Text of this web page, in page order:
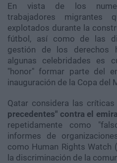
En vista de los
trabajadores migrantes
explotados durante la
fútbol, así como de las
gestión de los derechos
algunas celebridades es
"honor" formar parte del
inauguración de la Copa del
Qatar considera las
precedentes" contra el
repetidamente como
informes de
como Human Rights Watch
la discriminación de la